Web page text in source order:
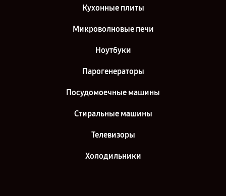
Кухонные плиты
Микроволновые печи
Ноутбуки
Парогенераторы
Посудомоечные машины
Стиральные машины
Телевизоры
Холодильники